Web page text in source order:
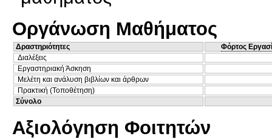
Οργάνωση Μαθήματος
Δραστηριότητες
Φόρτος
Διαλέξεις
Εργαστηριακή Άσκηση
Μελέτη και ανάλυση βιβλίων και άρθρων
Πρακτική (Τοποθέτηση)
Σύνολο
Αξιολόγηση Φοιτητών